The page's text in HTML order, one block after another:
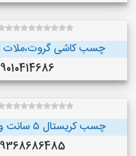
چسب کاشی گروت،ملات
09010414686
چسب کریستال ۵ سانت و چسب قطره ای غفاری
09368686485